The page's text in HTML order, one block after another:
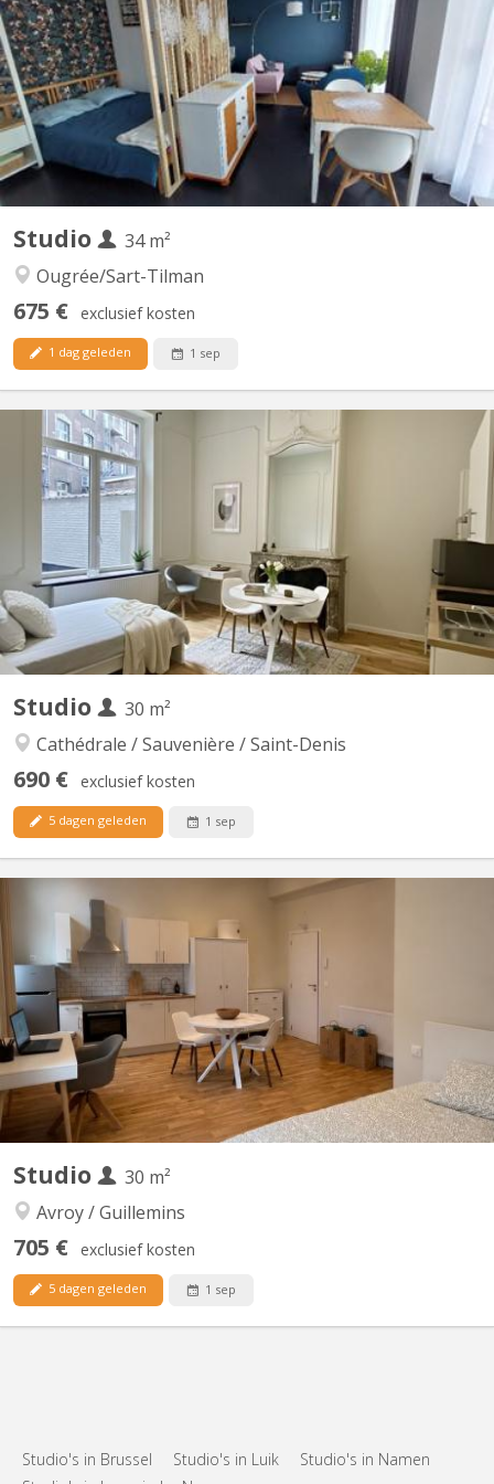
une chambre, d'une salle de bain avec douche, d'un séjour et
d'une cuisine équipée. Possibilité de parking pour voiture. Dans
une cour au calme A 50m de l'école André Vésale
Studio
34 m²
Ougrée/Sart-Tilman
675 € exclusief kosten
1 dag geleden 1 sep
KL 13914
OPTION - Visites suspendues Studio meublé indépendant de 34
m2, rénové en 2023 et situé au 4ème étage (avec ascenseur)
d’une résidence sécurisée et bien entretenue dans le quartier
résidentiel du Bois Saint-Jean, proche du Sart-Tilman et du centre
commercial de Boncelles. Parfaitement situé, dans...
Studio
30 m²
Cathédrale / Sauvenière / Saint-Denis
690 € exclusief kosten
5 dagen geleden 1 sep
KL 15997
🏡 Studio – Idéal Étudiant(e) / Jeune Professionnel 📍
Emplacement idéal : A proximité de toutes les écoles et du centre
ville. Les transports en commun (bus et train) sont à proximité
immédiate de l'immeuble. 📌 À savoir : - Cuisine totalement
équipée : taques, frigo, congélateur, four, hotte,...
Studio
30 m²
Avroy / Guillemins
705 € exclusief kosten
5 dagen geleden 1 sep
proximité de l'immeuble. 📌 À savoir : - Cuisine totalement
Studio's in Brussel Studio's in Luik
Studio's in Namen